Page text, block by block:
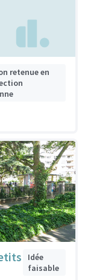
retenue en
Idée
faisable